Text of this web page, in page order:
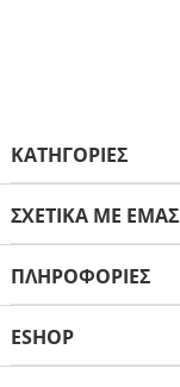
ΚΑΤΗΓΟΡΙΕΣ
ΣΧΕΤΙΚΑ ΜΕ ΕΜΑΣ
ΠΛΗΡΟΦΟΡΊΕΣ
ESHOP